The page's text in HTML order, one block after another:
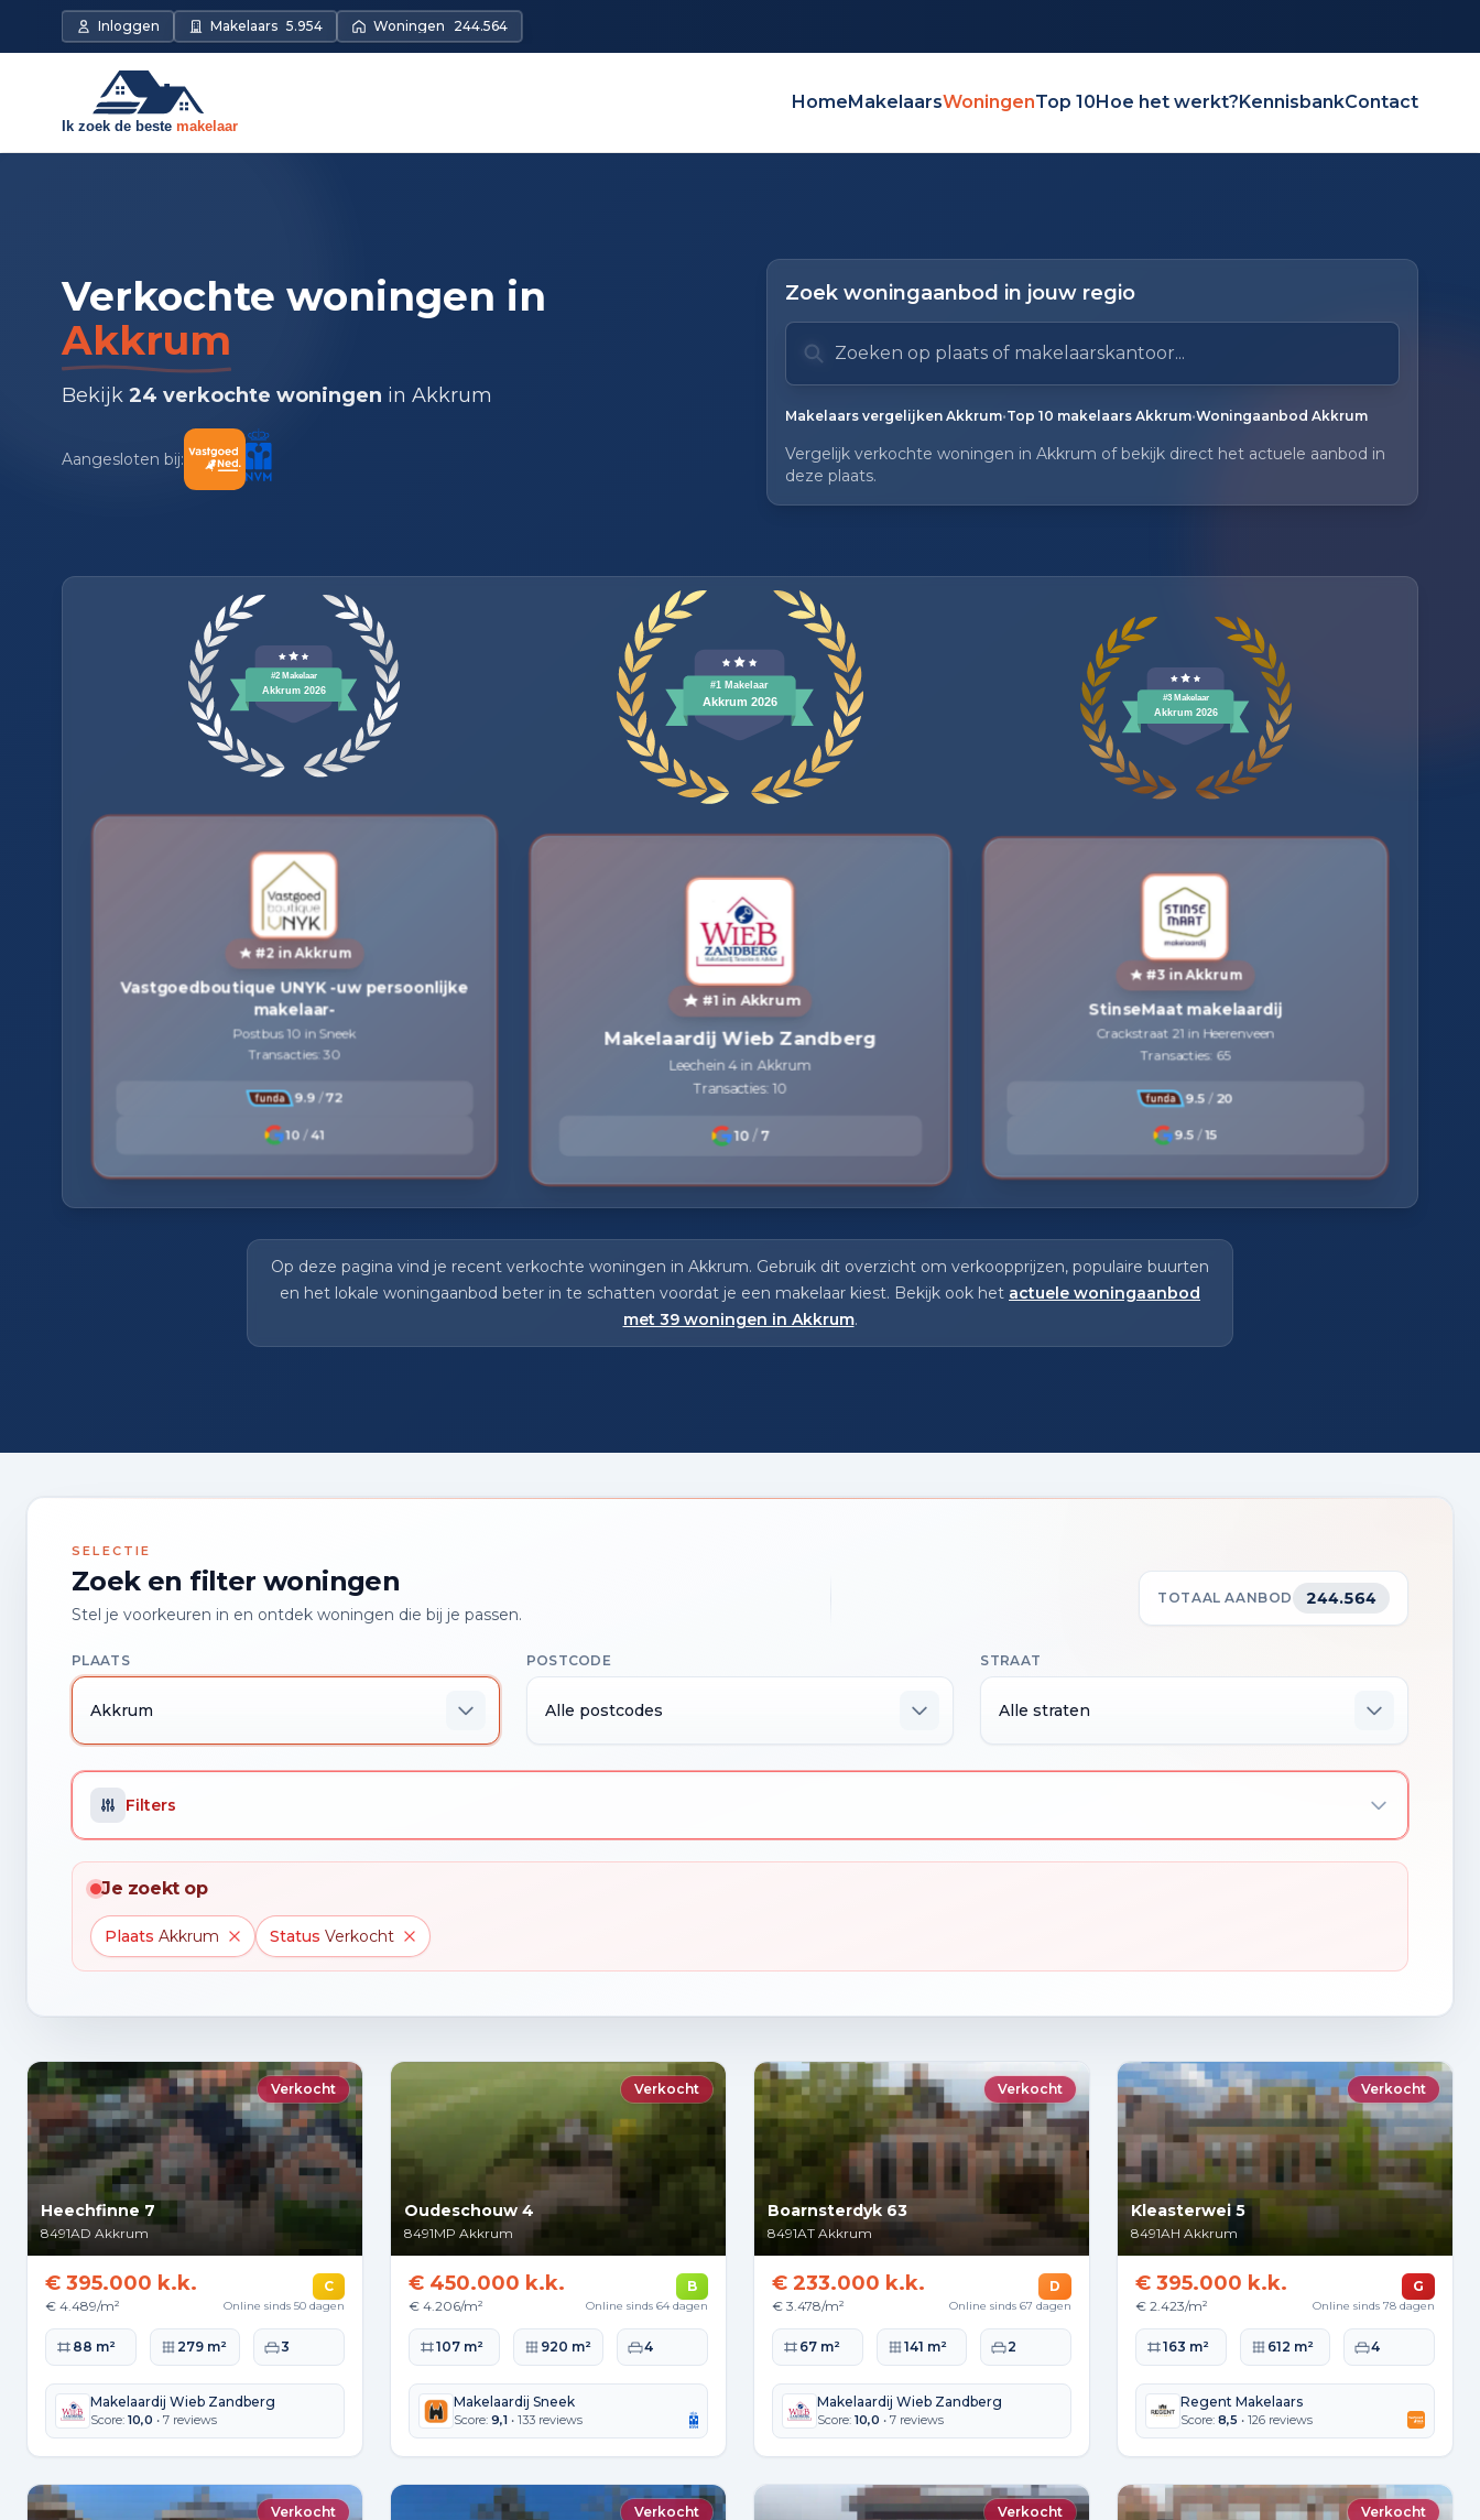
Inloggen Makelaars 5.954 Woningen 244.564
HomeMakelaarsWoningenTop 10Hoe het werkt?KennisbankContact
Verkochte woningen in
Akkrum
Bekijk 24 verkochte woningen in Akkrum
Aangesloten bij:
Zoek woningaanbod in jouw regio
Zoek op plaats of makelaarskantoor
Typ om te zoeken. Gebruik pijl omlaag en pijl omhoog om door resultaten te
Makelaars vergelijken Akkrum•Top 10 makelaars Akkrum•Woningaanbod Akkrum
Vergelijk verkochte woningen in Akkrum of bekijk direct het actuele aanbod in
deze plaats.
#1 in Akkrum
Makelaardij Wieb Zandberg
Leechein 4 in Akkrum
Transacties: 10
10 / 7
#2 in Akkrum
Vastgoedboutique UNYK -uw persoonlijke
makelaar-
Postbus 10 in Sneek
Transacties: 30
9.9 / 72
10 /41
#3 in Akkrum
StinseMaat makelaardij
Crackstraat 21 in Heerenveen
Transacties: 65
9.5 / 20
9.5 / 15
Op deze pagina vind je recent verkochte woningen in Akkrum. Gebruik dit overzicht om verkoopprijzen, populaire buurten
en het lokale woningaanbod beter in te schatten voordat je een makelaar kiest. Bekijk ook het actuele woningaanbod
met 39 woningen in Akkrum.
SELECTIE
Zoek en filter woningen
Stel je voorkeuren in en ontdek woningen die bij je passen.
TOTAAL AANBOD 244.564
PLAATS
Akkrum
POSTCODE
Alle postcodes
STRAAT
Alle straten
Filters
Je zoekt op
Plaats Akkrum Status Verkocht
Verkocht
Heechfinne 7
8491AD Akkrum
€ 395.000 k.k.
€ 4.489/m²
C
Online sinds 50 dagen
Woonoppervlakte
88 m² Perceeloppervlakte
279 m² Slaapkamers
3
Makelaardij Wieb Zandberg
Score: 10,0 • 7 reviews
Verkocht
Oudeschouw 4
8491MP Akkrum
€ 450.000 k.k.
€ 4.206/m²
B
Online sinds 64 dagen
Woonoppervlakte
107 m² Perceeloppervlakte
920 m² Slaapkamers
4
Makelaardij Sneek
Score: 9,1 • 133 reviews
Verkocht
Boarnsterdyk 63
8491AT Akkrum
€ 233.000 k.k.
€ 3.478/m²
D
Online sinds 67 dagen
Woonoppervlakte
67 m² Perceeloppervlakte
141 m² Slaapkamers
2
Makelaardij Wieb Zandberg
Score: 10,0 • 7 reviews
Verkocht
Kleasterwei 5
8491AH Akkrum
€ 395.000 k.k.
€ 2.423/m²
G
Online sinds 78 dagen
Woonoppervlakte
163 m² Perceeloppervlakte
612 m² Slaapkamers
4
Regent Makelaars
Score: 8,5 • 126 reviews
Verkocht Verkocht Verkocht Verkocht